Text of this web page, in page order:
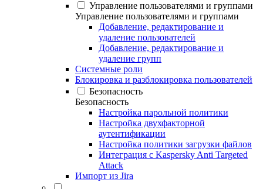
Управление пользователями и группами
Управление пользователями и группами
Добавление, редактирование и
удаление пользователей
Добавление, редактирование и
удаление групп
Системные роли
Блокировка и разблокировка пользователей
Безопасность
Безопасность
Настройка парольной политики
Настройка двухфакторной
аутентификации
Настройка политики загрузки файлов
Интеграция с Kaspersky Anti Targeted
Attack
Импорт из Jira